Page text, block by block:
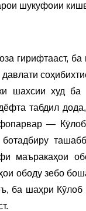
шукуфоии
гирифтааст,
шахсии худ ба
табдил
—
маъракаҳои
ободу зебо
ба шаҳри